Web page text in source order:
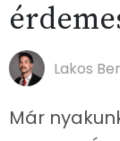
Lakos
Már